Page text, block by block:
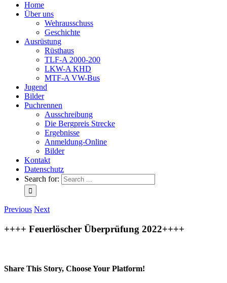
Home
Über uns
Wehrausschuss
Geschichte
Ausrüstung
Rüsthaus
TLF-A 2000-200
LKW-A KHD
MTF-A VW-Bus
Jugend
Bilder
Puchrennen
Ausschreibung
Die Bergpreis Strecke
Ergebnisse
Anmeldung-Online
Bilder
Kontakt
Datenschutz
Search for:
Previous Next
++++ Feuerlöscher Überprüfung 2022++++
Share This Story, Choose Your Platform!